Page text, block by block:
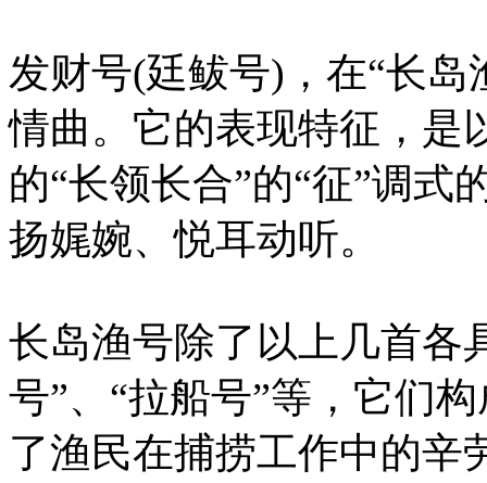
发财号(廷鲅号)，在“长
情曲。它的表现特征，是
的“长领长合”的“征”调式
扬娓婉、悦耳动听。
长岛渔号除了以上几首各
号”、“拉船号”等，它们
了渔民在捕捞工作中的辛